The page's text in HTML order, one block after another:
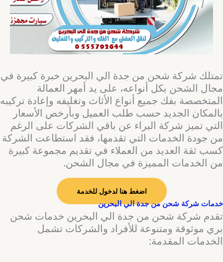
تمتلك شركة شحن من جدة الي البحرين خبرة كبيرة في
مجال الشحن بكل أنواعه، على يد أمهر العمالة
المتخصصة بفك جميع أنواع الأثاث وتغليفه وإعادة تركيبه
بالمكان الجديد حسب طلب العميل وبأرخص الأسعار
التي تميز شركة البراء عن باقي الشركات على الرغم
من جودة الخدمات التي تقدمها، فقد استطاعت الشركة
كسب ثقة العديد من العملاء في تقديم مجموعة كبيرة
من الخدمات المميزة في مجال الشحن.
اضغط هنا لدخول للخدمة
خدمات شركة شحن من جدة الي البحرين
تقدم شركة شحن من جدة الي البحرين خدمات شحن
بري موثوقة ومتنوعة للأفراد والشركات تشمل
الخدمات المقدمة: